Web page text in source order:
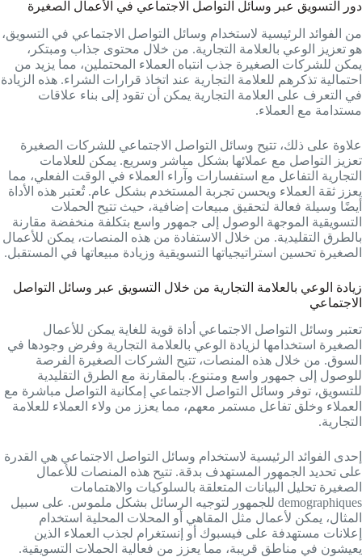
دور التسويق عبر وسائل التواصل الاجتماعي في الأعمال الصغيرة
من الفوائد الرئيسية لاستخدام وسائل التواصل الاجتماعي في التسويق،
هو تعزيز الوعي بالعلامة التجارية. من خلال محتوى جذاب ومبتكر،
يمكن للشركات الصغيرة جذب انتباه العملاء المحتملين، مما يزيد من
احتمالية تذكرهم للعلامة التجارية عند اتخاذ قرارات الشراء. هذه الزيادة
في التعرف على العلامة التجارية يمكن أن تقود إلى بناء علاقات
مستدامة مع العملاء.
علاوة على ذلك، تتيح وسائل التواصل الاجتماعي للشركات الصغيرة
تعزيز التواصل مع عملائها بشكل مباشر وسريع. يمكن للعلامات
التجارية التفاعل مع استفسارات وآراء العملاء في الوقت الفعلي، مما
يعزز ثقة العملاء ويحسن تجربة المستخدم بشكل عام. تُعتبر هذه الأداة
أيضًا وسيلة فعالة لتحقيق مبيعات إضافية، حيث تتيح الحملات
التسويقية الموجهة الوصول إلى جمهور واسع بتكلفة منخفضة مقارنة
بالطرق التقليدية. من خلال الاستفادة من هذه المنصات، يمكن للأعمال
الصغيرة تحسين استراتيجياتها التسويقية وزيادة مبيعاتها في المستقبل.
زيادة الوعي بالعلامة التجارية من خلال التسويق عبر وسائل التواصل
الاجتماعي
تعتبر وسائل التواصل الاجتماعي أداة قوية للغاية يمكن للأعمال
الصغيرة استخدامها لزيادة الوعي بالعلامة التجارية وفرض وجودها في
السوق. من خلال هذه المنصات، تتيح الشركات الصغيرة الفرصة
للوصول إلى جمهور واسع ومتنوع. بالمقارنة مع الطرق التقليدية
للتسويق، توفر وسائل التواصل الاجتماعي إمكانية التواصل مباشرة مع
العملاء وخلق تفاعل مستمر معهم، مما يعزز من ولاء العملاء للعلامة
التجارية.
إحدى الفوائد الرئيسية لاستخدام وسائل التواصل الاجتماعي هي القدرة
على تحديد الجمهور المستهدف بدقة. تتيح هذه المنصات للأعمال
الصغيرة تحليل البيانات المتعلقة بالسلوكيات والاهتمامات
demographiques للجمهور لتوجيه الرسائل بشكل ملموس. على سبيل
المثال، يمكن لأعمال مثل المقاهي أو المحلات المحلية استخدام
إعلانات مستهدفة على فيسبوك أو إنستغرام لجذب العملاء الذين
يعيشون في مناطق قريبة، مما يعزز من فعالية الحملات التسويقية.